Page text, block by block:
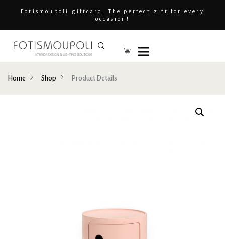
Fotismoupoli giftcard. The perfect gift for every
occasion!
Home Shop Product Details